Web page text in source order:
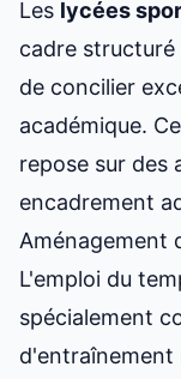
Les lycées
cadre
de concilier
académique.
repose sur des
encadrement
Aménagement
L'emploi du
spécialement
d'entraînement